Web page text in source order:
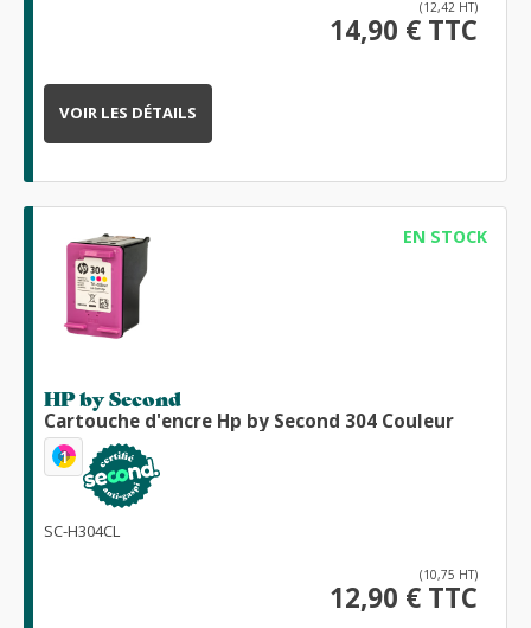
(12,42 HT)
14,90 € TTC
VOIR LES DÉTAILS
EN STOCK
HP by Second
Cartouche d'encre Hp by Second 304 Couleur
1
SC-H304CL
(10,75 HT)
12,90 € TTC